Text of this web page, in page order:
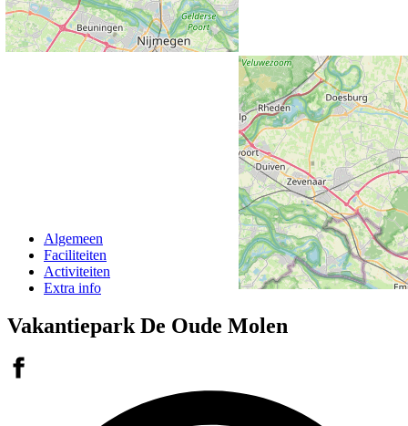
Algemeen
Faciliteiten
Activiteiten
Extra info
Vakantiepark De Oude Molen